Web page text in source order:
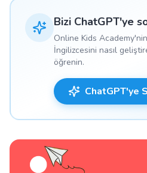
Bizi ChatGPT'ye
Online Kids
İngilizcesini nasıl
öğrenin.
ChatGPT'ye